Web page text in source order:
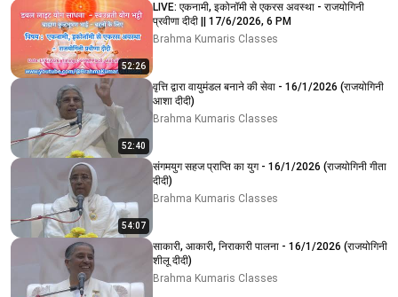
52:26
LIVE: एकनामी, इकोनॉमी से एकरस अवस्था - राजयोगिनी
प्रवीणा दीदी || 17/6/2026, 6 PM
Brahma Kumaris Classes
52:40
वृत्ति द्वारा वायुमंडल बनाने की सेवा - 16/1/2026 (राजयोगिनी
आशा दीदी)
Brahma Kumaris Classes
54:07
संगमयुग सहज प्राप्ति का युग - 16/1/2026 (राजयोगिनी गीता
दीदी)
Brahma Kumaris Classes
साकारी, आकारी, निराकारी पालना - 16/1/2026 (राजयोगिनी
शीलू दीदी)
Brahma Kumaris Classes